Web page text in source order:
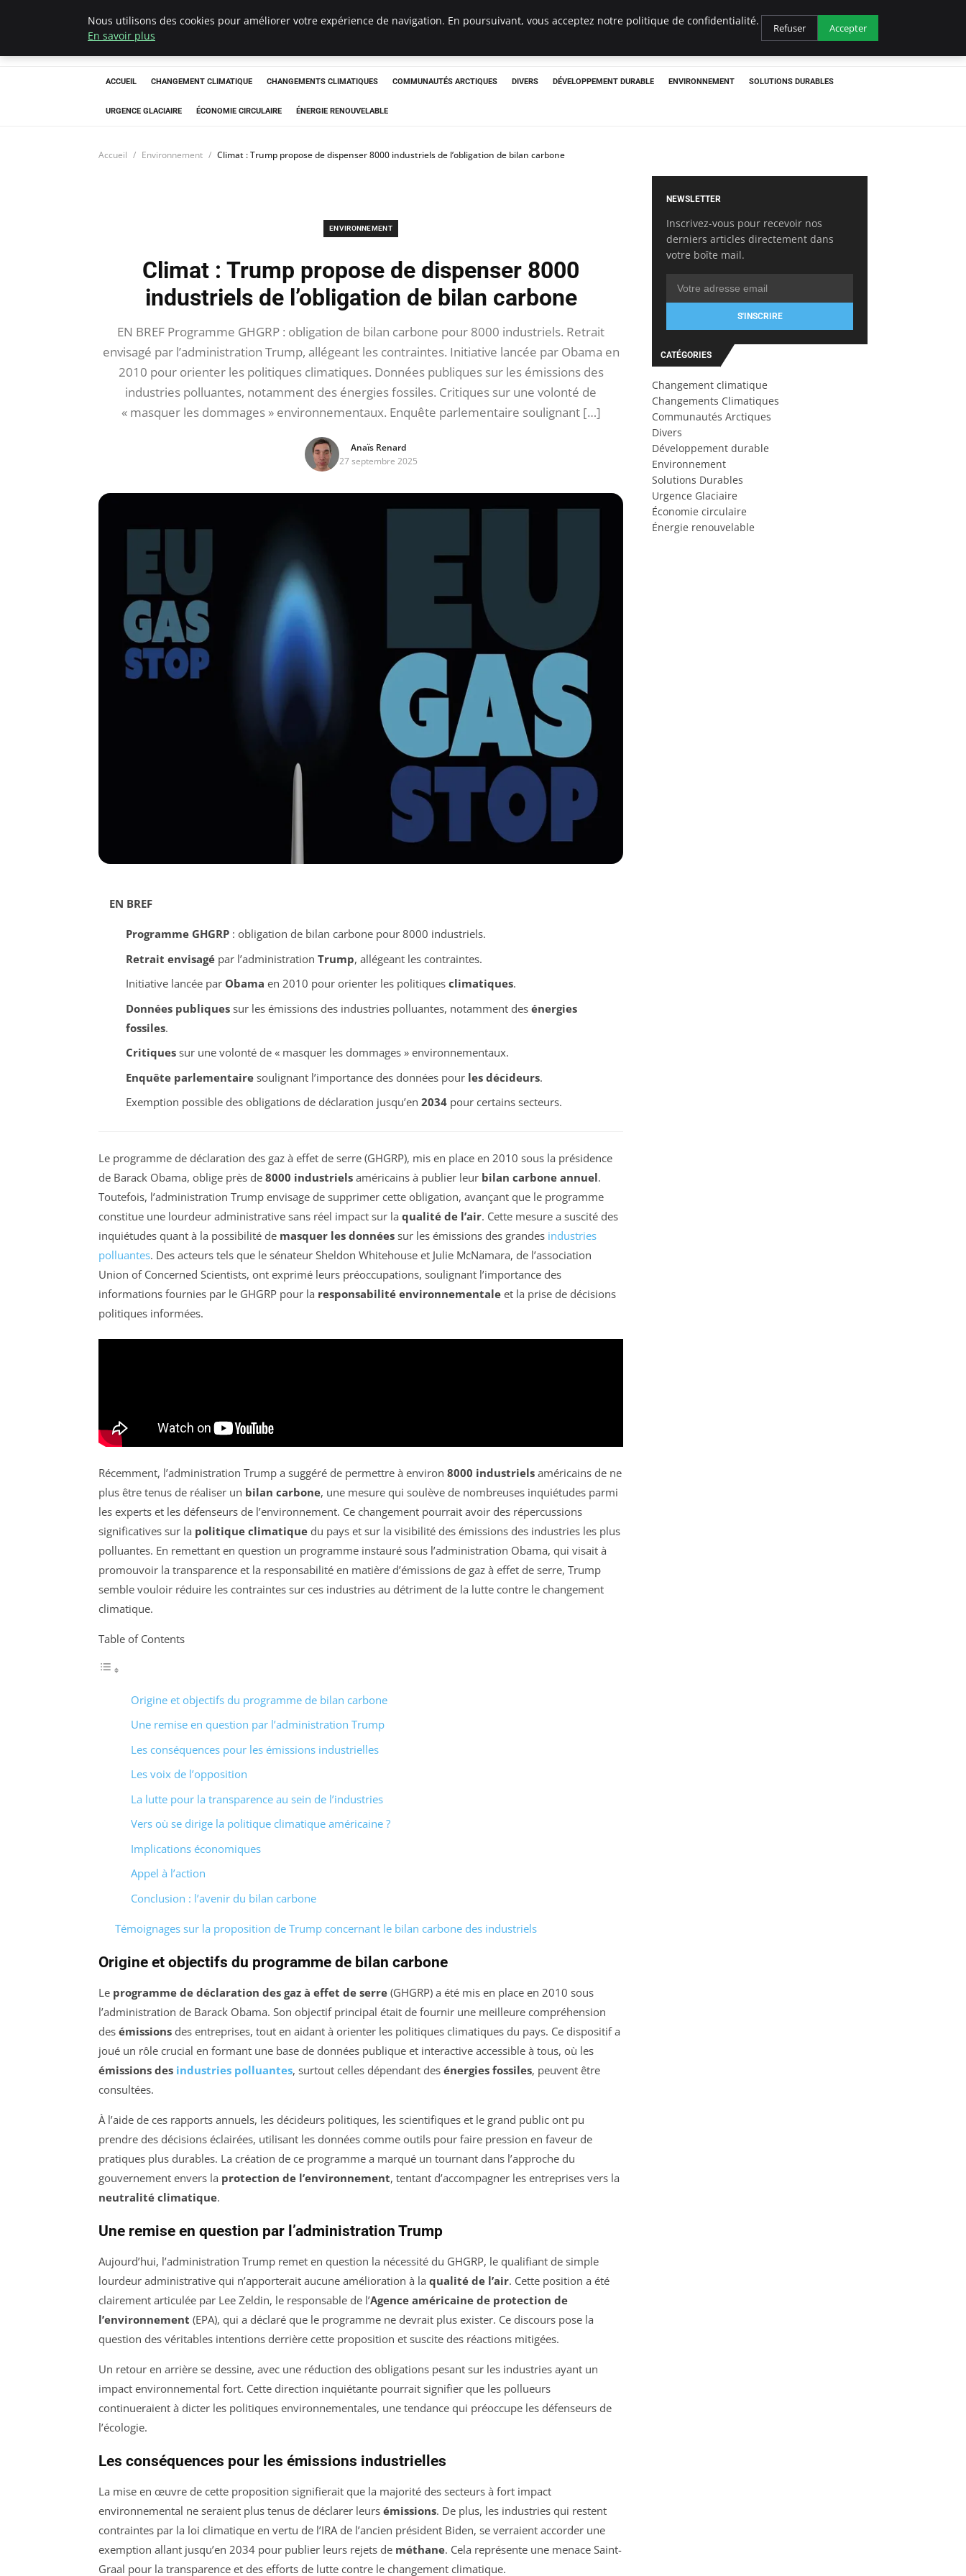
Arcticclimateemergency
ACCUEIL CHANGEMENT CLIMATIQUE CHANGEMENTS CLIMATIQUES COMMUNAUTÉS ARCTIQUES DIVERS DÉVELOPPEMENT DURABLE ENVIRONNEMENT SOLUTIONS DURABLES
URGENCE GLACIAIRE ÉCONOMIE CIRCULAIRE ÉNERGIE RENOUVELABLE
Accueil Environnement Climat : Trump propose de dispenser 8000 industriels de l’obligation de bilan carbone
ENVIRONNEMENT
Climat : Trump propose de dispenser 8000
industriels de l’obligation de bilan carbone
EN BREF Programme GHGRP : obligation de bilan carbone pour 8000 industriels. Retrait
envisagé par l’administration Trump, allégeant les contraintes. Initiative lancée par Obama en
2010 pour orienter les politiques climatiques. Données publiques sur les émissions des
industries polluantes, notamment des énergies fossiles. Critiques sur une volonté de
« masquer les dommages » environnementaux. Enquête parlementaire soulignant […]
Anaïs Renard
27 septembre 2025
EN BREF
Programme GHGRP: obligation de bilan carbone pour 8000 industriels.
Retrait envisagépar l’administration Trump, allégeant les contraintes.
Initiative lancée par Obama en 2010 pour orienter les politiques climatiques.
Données publiquessur les émissions des industries polluantes, notamment des énergies
fossiles.
Critiquessur une volonté de « masquer les dommages » environnementaux.
Enquête parlementairesoulignant l’importance des données pour les décideurs.
Exemption possible des obligations de déclaration jusqu’en 2034pour certains secteurs.
Le programme de déclaration des gaz à effet de serre (GHGRP), mis en place en 2010 sous la présidence
de Barack Obama, oblige près de 8000 industriels américains à publier leur bilan carbone annuel.
Toutefois, l’administration Trump envisage de supprimer cette obligation, avançant que le programme
constitue une lourdeur administrative sans réel impact sur la qualité de l’air. Cette mesure a suscité des
inquiétudes quant à la possibilité de masquer les données sur les émissions des grandes industries
polluantes. Des acteurs tels que le sénateur Sheldon Whitehouse et Julie McNamara, de l’association
Union of Concerned Scientists, ont exprimé leurs préoccupations, soulignant l’importance des
informations fournies par le GHGRP pour la responsabilité environnementale et la prise de décisions
politiques informées.
Récemment, l’administration Trump a suggéré de permettre à environ 8000 industriels américains de ne
plus être tenus de réaliser un bilan carbone, une mesure qui soulève de nombreuses inquiétudes parmi
les experts et les défenseurs de l’environnement. Ce changement pourrait avoir des répercussions
significatives sur la politique climatique du pays et sur la visibilité des émissions des industries les plus
polluantes. En remettant en question un programme instauré sous l’administration Obama, qui visait à
promouvoir la transparence et la responsabilité en matière d’émissions de gaz à effet de serre, Trump
semble vouloir réduire les contraintes sur ces industries au détriment de la lutte contre le changement
climatique.
Table of Contents
Origine et objectifs du programme de bilan carbone
Une remise en question par l’administration Trump
Les conséquences pour les émissions industrielles
Les voix de l’opposition
La lutte pour la transparence au sein de l’industries
Vers où se dirige la politique climatique américaine ?
Implications économiques
Appel à l’action
Conclusion : l’avenir du bilan carbone
Témoignages sur la proposition de Trump concernant le bilan carbone des industriels
Origine et objectifs du programme de bilan carbone
Le programme de déclaration des gaz à effet de serre (GHGRP) a été mis en place en 2010 sous
l’administration de Barack Obama. Son objectif principal était de fournir une meilleure compréhension
des émissions des entreprises, tout en aidant à orienter les politiques climatiques du pays. Ce dispositif a
joué un rôle crucial en formant une base de données publique et interactive accessible à tous, où les
émissions des industries polluantes, surtout celles dépendant des énergies fossiles, peuvent être
consultées.
À l’aide de ces rapports annuels, les décideurs politiques, les scientifiques et le grand public ont pu
prendre des décisions éclairées, utilisant les données comme outils pour faire pression en faveur de
pratiques plus durables. La création de ce programme a marqué un tournant dans l’approche du
gouvernement envers la protection de l’environnement, tentant d’accompagner les entreprises vers la
neutralité climatique.
Une remise en question par l’administration Trump
Aujourd’hui, l’administration Trump remet en question la nécessité du GHGRP, le qualifiant de simple
lourdeur administrative qui n’apporterait aucune amélioration à la qualité de l’air. Cette position a été
clairement articulée par Lee Zeldin, le responsable de l’Agence américaine de protection de
l’environnement (EPA), qui a déclaré que le programme ne devrait plus exister. Ce discours pose la
question des véritables intentions derrière cette proposition et suscite des réactions mitigées.
Un retour en arrière se dessine, avec une réduction des obligations pesant sur les industries ayant un
impact environnemental fort. Cette direction inquiétante pourrait signifier que les pollueurs
continueraient à dicter les politiques environnementales, une tendance qui préoccupe les défenseurs de
l’écologie.
Les conséquences pour les émissions industrielles
La mise en œuvre de cette proposition signifierait que la majorité des secteurs à fort impact
environnemental ne seraient plus tenus de déclarer leurs émissions. De plus, les industries qui restent
contraintes par la loi climatique en vertu de l’IRA de l’ancien président Biden, se verraient accorder une
exemption allant jusqu’en 2034 pour publier leurs rejets de méthane. Cela représente une menace Saint-
Graal pour la transparence et des efforts de lutte contre le changement climatique.
NEWSLETTER
Inscrivez-vous pour recevoir nos
derniers articles directement dans
votre boîte mail.
S'INSCRIRE
CATÉGORIES
Changement climatique
Changements Climatiques
Communautés Arctiques
Divers
Développement durable
Environnement
Solutions Durables
Urgence Glaciaire
Économie circulaire
Énergie renouvelable
Nous utilisons des cookies pour améliorer votre expérience de navigation. En poursuivant, vous acceptez notre politique de confidentialité.
En savoir plus
Refuser Accepter